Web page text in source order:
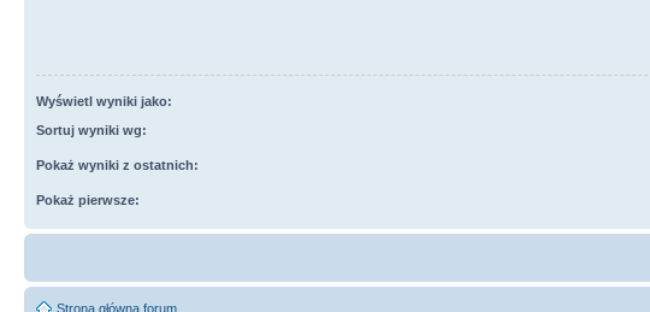
Wyświetl wyniki jako:
Sortuj wyniki wg:
Pokaż wyniki z ostatnich:
Pokaż pierwsze:
Strona główna forum